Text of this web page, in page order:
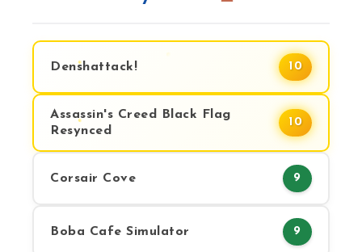
Denshattack! 10
Assassin's Creed Black Flag
Resynced
10
Corsair Cove 9
Boba Cafe Simulator 9